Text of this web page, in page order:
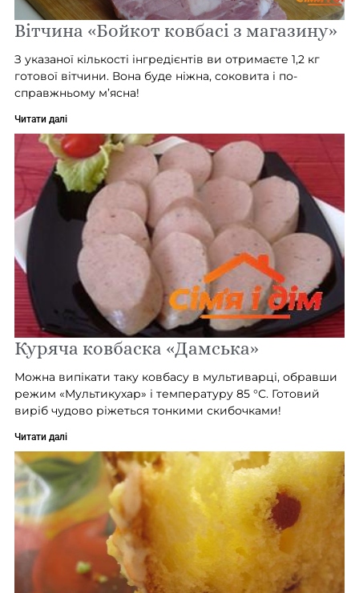
Вітчина «Бойкот ковбасі з магазину»
З указаної кількості інгредієнтів ви отримаєте 1,2 кг
готової вітчини. Вона буде ніжна, соковита і по-
справжньому м’ясна!
Читати далі
Куряча ковбаска «Дамська»
Можна випікати таку ковбасу в мультиварці, обравши
режим «Мультикухар» і температуру 85 °С. Готовий
виріб чудово ріжеться тонкими скибочками!
Читати далі